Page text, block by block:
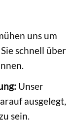
uns um
schnell über
Unser
ausgelegt,
sein.